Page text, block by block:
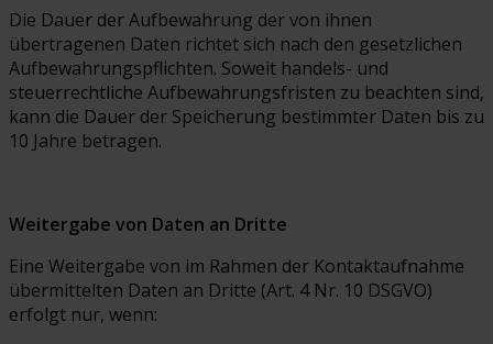
Die Dauer der Aufbewahrung der von ihnen
übertragenen Daten richtet sich nach den gesetzlichen
Aufbewahrungspflichten. Soweit handels- und
steuerrechtliche Aufbewahrungsfristen zu beachten sind,
kann die Dauer der Speicherung bestimmter Daten bis zu
10 Jahre betragen.
Weitergabe von Daten an Dritte
Eine Weitergabe von im Rahmen der Kontaktaufnahme
übermittelten Daten an Dritte (Art. 4 Nr. 10 DSGVO)
erfolgt nur, wenn: